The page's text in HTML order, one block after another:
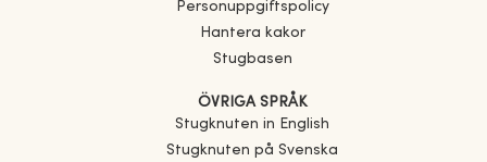
Personuppgiftspolicy
Hantera kakor
Stugbasen
ÖVRIGA SPRÅK
Stugknuten in English
Stugknuten på Svenska